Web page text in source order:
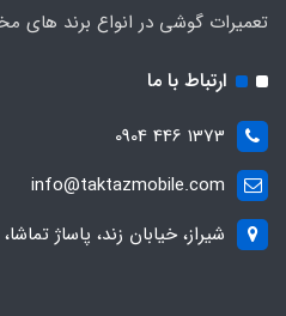
تعمیرات گوشی در انواع برند های
ارتباط با ما
1373 446 0904
info@taktazmobile.com
شیراز، خیابان زند، پاساژ تماشا، طبقه 3،